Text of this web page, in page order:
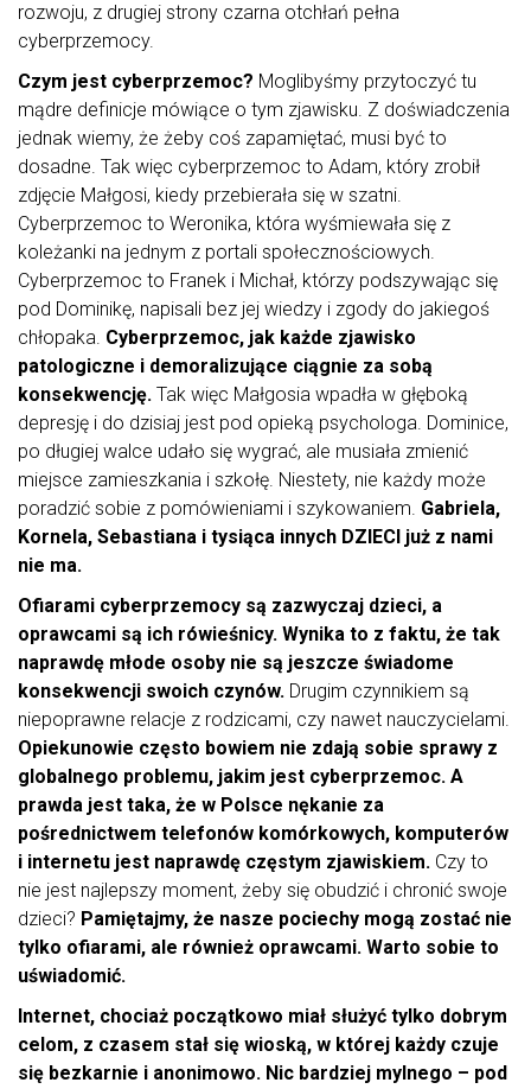
rozwoju, z drugiej strony czarna otchłań pełna
cyberprzemocy.
Czym jest cyberprzemoc? Moglibyśmy przytoczyć tu
mądre definicje mówiące o tym zjawisku. Z doświadczenia
jednak wiemy, że żeby coś zapamiętać, musi być to
dosadne. Tak więc cyberprzemoc to Adam, który zrobił
zdjęcie Małgosi, kiedy przebierała się w szatni.
Cyberprzemoc to Weronika, która wyśmiewała się z
koleżanki na jednym z portali społecznościowych.
Cyberprzemoc to Franek i Michał, którzy podszywając się
pod Dominikę, napisali bez jej wiedzy i zgody do jakiegoś
chłopaka. Cyberprzemoc, jak każde zjawisko
patologiczne i demoralizujące ciągnie za sobą
konsekwencję. Tak więc Małgosia wpadła w głęboką
depresję i do dzisiaj jest pod opieką psychologa. Dominice,
po długiej walce udało się wygrać, ale musiała zmienić
miejsce zamieszkania i szkołę. Niestety, nie każdy może
poradzić sobie z pomówieniami i szykowaniem. Gabriela,
Kornela, Sebastiana i tysiąca innych DZIECI już z nami
nie ma.
Ofiarami cyberprzemocy są zazwyczaj dzieci, a
oprawcami są ich rówieśnicy. Wynika to z faktu, że tak
naprawdę młode osoby nie są jeszcze świadome
konsekwencji swoich czynów. Drugim czynnikiem są
niepoprawne relacje z rodzicami, czy nawet nauczycielami.
Opiekunowie często bowiem nie zdają sobie sprawy z
globalnego problemu, jakim jest cyberprzemoc. A
prawda jest taka, że w Polsce nękanie za
pośrednictwem telefonów komórkowych, komputerów
i internetu jest naprawdę częstym zjawiskiem. Czy to
nie jest najlepszy moment, żeby się obudzić i chronić swoje
dzieci? Pamiętajmy, że nasze pociechy mogą zostać nie
tylko ofiarami, ale również oprawcami. Warto sobie to
uświadomić.
Internet, chociaż początkowo miał służyć tylko dobrym
celom, z czasem stał się wioską, w której każdy czuje
się bezkarnie i anonimowo. Nic bardziej mylnego – pod